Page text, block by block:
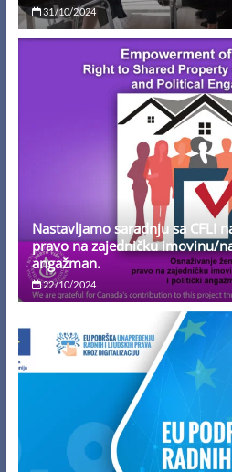
31/10/2024
Nastavljamo saradnju sa CFLI
pravo na zajedničku imovinu/
angažman.
22/10/2024